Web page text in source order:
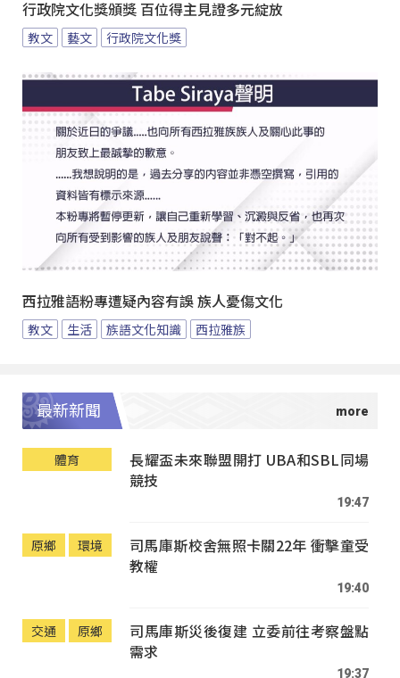
行政院文化獎頒獎 百位得主見證多元綻放
教文 藝文 行政院文化獎
西拉雅語粉專遭疑內容有誤 族人憂傷文化
教文 生活 族語文化知識 西拉雅族
最新新聞
體育
長耀盃未來聯盟開打 UBA和SBL同場
競技
19:47
原鄉 環境
司馬庫斯校舍無照卡關22年 衝擊童受
教權
19:40
交通 原鄉
司馬庫斯災後復建 立委前往考察盤點
需求
19:37